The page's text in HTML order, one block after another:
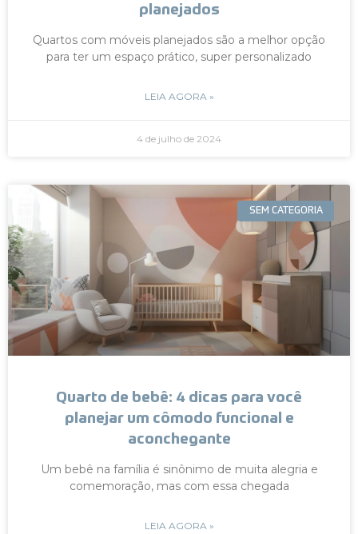
planejados
Quartos com móveis planejados são a melhor opção
para ter um espaço prático, super personalizado
LEIA AGORA »
4 de julho de 2024
SEM CATEGORIA
Quarto de bebê: 4 dicas para você
planejar um cômodo funcional e
aconchegante
Um bebê na família é sinônimo de muita alegria e
comemoração, mas com essa chegada
LEIA AGORA »